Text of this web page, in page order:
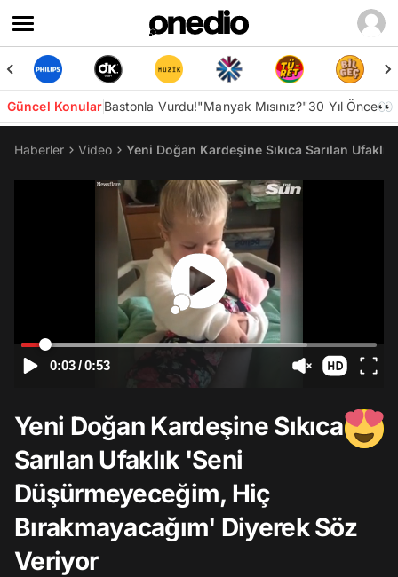
Güncel KonularBastonla Vurdu!"Manyak Mısınız?"30 Yıl Önce👀
Haberler Video Yeni Doğan Kardeşine Sıkıca Sarılan
0:03/0:53
Yeni Doğan Kardeşine Sıkıca
Sarılan Ufaklık 'Seni
Düşürmeyeceğim, Hiç
Bırakmayacağım' Diyerek Söz
Veriyor